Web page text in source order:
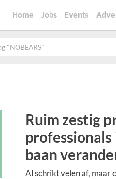
Home Jobs Events
"NOBEARS"
Ruim zestig
professionals
baan
AI schrikt velen af, maar